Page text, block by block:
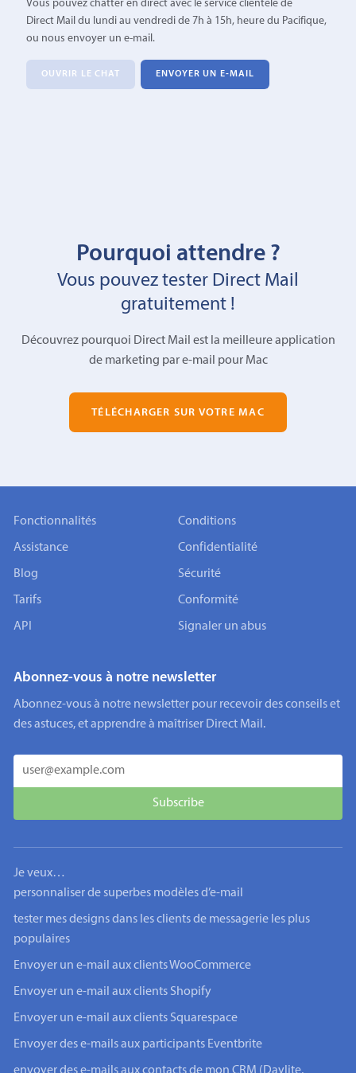
Vous pouvez chatter en direct avec le service clientèle de
Direct Mail du lundi au vendredi de 7h à 15h, heure du Pacifique,
ou nous envoyer un e-mail.
OUVRIR LE CHAT ENVOYER UN E-MAIL
Pourquoi attendre ?
Vous pouvez tester Direct Mail
gratuitement !
Découvrez pourquoi Direct Mail est la meilleure application
de marketing par e-mail pour Mac
TÉLÉCHARGER SUR VOTRE MAC
Fonctionnalités
Assistance
Blog
Tarifs
API
Conditions
Confidentialité
Sécurité
Conformité
Signaler un abus
Abonnez-vous à notre newsletter
Abonnez-vous à notre newsletter pour recevoir des conseils et
des astuces, et apprendre à maîtriser Direct Mail.
Je veux…
personnaliser de superbes modèles d’e-mail
tester mes designs dans les clients de messagerie les plus
populaires
Envoyer un e-mail aux clients WooCommerce
Envoyer un e-mail aux clients Shopify
Envoyer un e-mail aux clients Squarespace
Envoyer des e-mails aux participants Eventbrite